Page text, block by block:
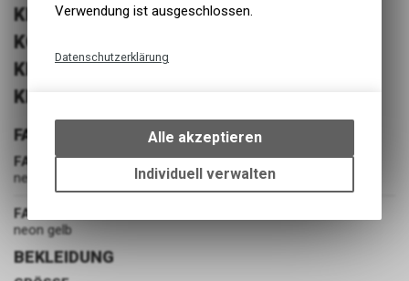
KNIEPOLSTERTASCHEN SORGEN IN
KOMBINATION MIT PASSENDEN
KNIESCHÜTZERN FÜR ZUSÄTZLICHEN
KNIESCHUTZ IM ARBEITSALLTAG.
FARBE
FARBE
neongelb/dunkelblau
FARBGRUPPE
neon gelb
BEKLEIDUNG
Verwendung ist ausgeschlossen.
Datenschutzerklärung
bestimmte Interaktionen und
Einstellungen auf Ihrem Gerät,
um die grundlegenden
Funktionen unseres Online-
Alle akzeptieren
Individuell verwalten